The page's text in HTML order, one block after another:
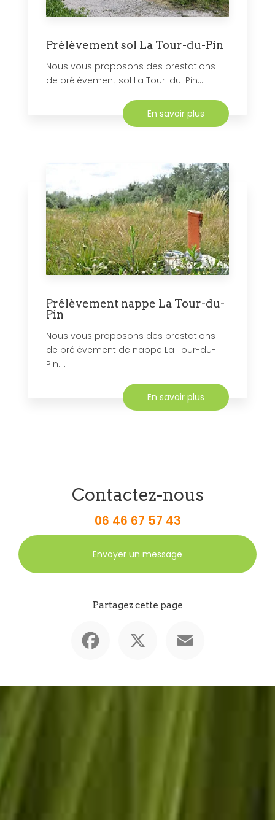
Prélèvement sol La Tour-du-Pin
Nous vous proposons des prestations
de prélèvement sol La Tour-du-Pin....
En savoir plus
Prélèvement nappe La Tour-du-
Pin
Nous vous proposons des prestations
de prélèvement de nappe La Tour-du-
Pin....
En savoir plus
Contactez-nous
06 46 67 57 43
Envoyer un message
Partagez cette page